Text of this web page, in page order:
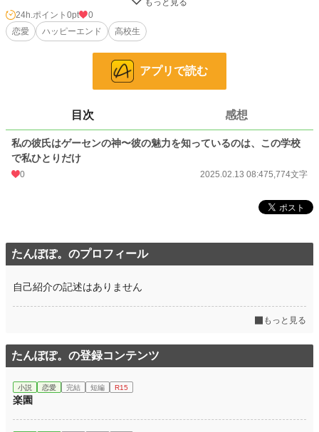
恋愛 66,375 位 / 66,375 件
お気に入り 1
2025.02.13 08:47
初回公開日時 2025.02.13 08:47
初回完結日時
年間ポイント 91 pt (143,640 位)
累計ポイント 913 pt (200,149 位)
24h.ポイント 0pt
0
恋愛
ハッピーエンド 高校生
アプリで読む
目次 感想
私の彼氏はゲーセンの神〜彼の魅力を知っているのは、この学校
で私ひとりだけ
0 2025.02.13 08:475,774文字
たんぽぽ。のプロフィール
自己紹介の記述はありません
もっと見る
たんぽぽ。の登録コンテンツ
小説 恋愛 完結 短編 R15
楽園